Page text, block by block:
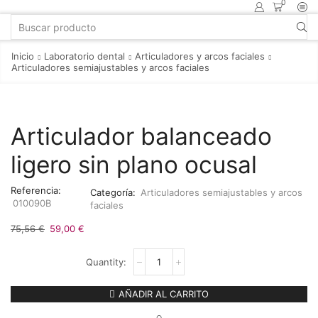
0
Inicio Laboratorio dental
Articuladores y arcos faciales
Articuladores semiajustables y arcos faciales
Articulador balanceado
ligero sin plano ocusal
Referencia:
010090B
Categoría: Articuladores semiajustables y arcos
faciales
75,56€ 59,00 €
AÑADIR AL CARRITO